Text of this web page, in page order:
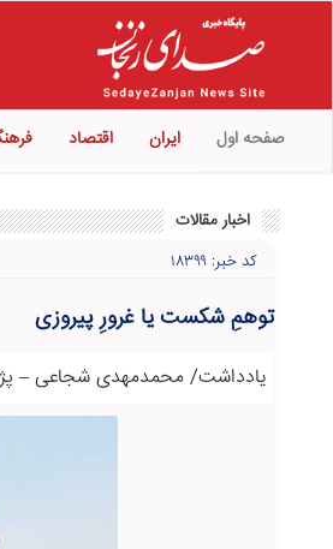
صفحه اول ایران اقتصاد
اخبار مقالات
کد خبر: ۱۸۳۹۹
توهمِ شکست یا غرورِ پیروزی
یادداشت/ محمدمهدی شجاعی –